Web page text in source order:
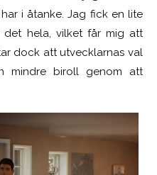
i åtanke. Jag fick en lite
det hela, vilket får mig att
dock att utvecklarnas val
mindre biroll genom att